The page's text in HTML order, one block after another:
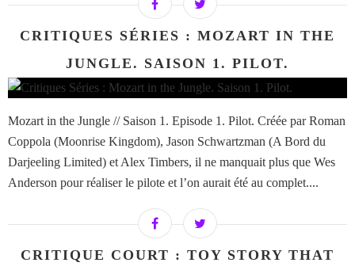
CRITIQUES SÉRIES : MOZART IN THE
JUNGLE. SAISON 1. PILOT.
Mozart in the Jungle // Saison 1. Episode 1. Pilot. Créée par Roman
Coppola (Moonrise Kingdom), Jason Schwartzman (A Bord du
Darjeeling Limited) et Alex Timbers, il ne manquait plus que Wes
Anderson pour réaliser le pilote et l’on aurait été au complet....
CRITIQUE COURT : TOY STORY THAT